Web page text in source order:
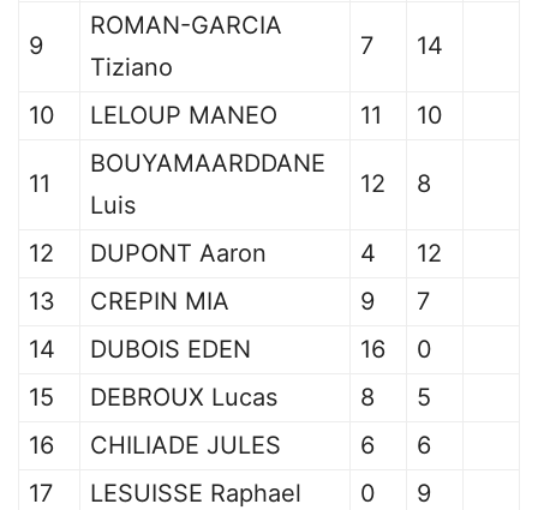
9
ROMAN-GARCIA
Tiziano
7 14
10 LELOUP MANEO 11 10
11
BOUYAMAARDDANE
Luis
12 8
12 DUPONT Aaron 4
12
13
CREPIN MIA 9
7
14
DUBOIS EDEN 16
0
15
DEBROUX Lucas 8
5
16
CHILIADE JULES 6
6
17
LESUISSE Raphael 0 9